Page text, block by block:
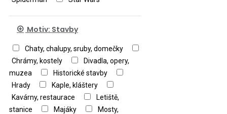
Motiv: Stavby
Chaty, chalupy, sruby, domečky
Chrámy, kostely
Divadla, opery,
muzea
Historické stavby
Hrady
Kaple, kláštery
Kavárny, restaurace
Letiště,
stanice
Majáky
Mosty,